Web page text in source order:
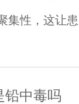
集性，这让患
铅中毒吗